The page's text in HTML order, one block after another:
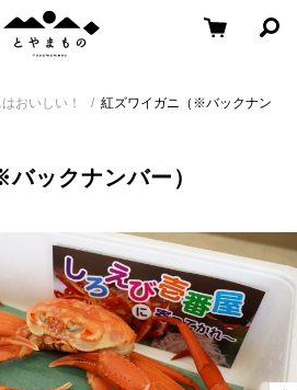
と
や
も
検
おいしい！
紅ズワイガニ（※バックナン
ックナンバー）